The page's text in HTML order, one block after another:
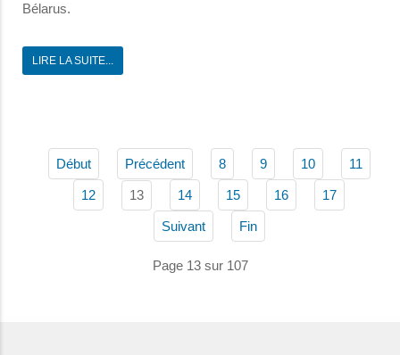
Bélarus.
LIRE LA SUITE...
Début Précédent 8 9 10 11
12 13 14 15 16 17
Suivant Fin
Page 13 sur 107